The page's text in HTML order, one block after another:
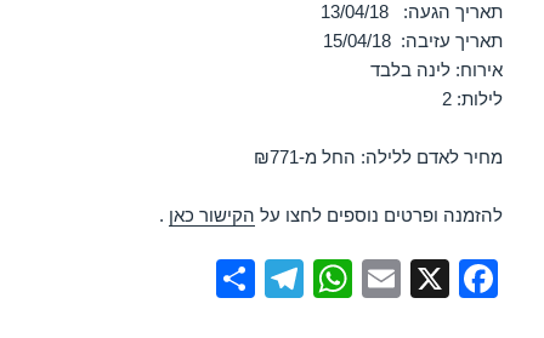
תאריך הגעה: 13/04/18
תאריך עזיבה: 15/04/18
אירוח: לינה בלבד
לילות: 2
מחיר לאדם ללילה: החל מ-₪771
להזמנה ופרטים נוספים לחצו על הקישור כאן .
F
X
E
W
T